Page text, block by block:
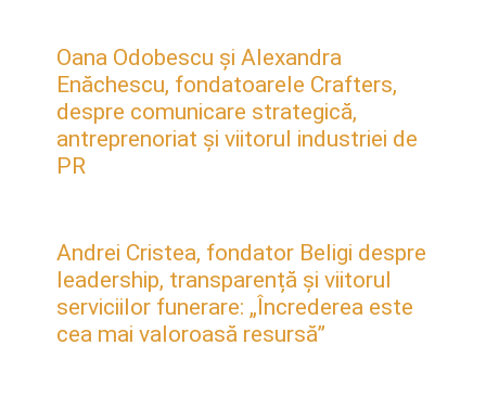
Oana Odobescu și Alexandra
Enăchescu, fondatoarele Crafters,
despre comunicare strategică,
antreprenoriat și viitorul industriei de
PR
Andrei Cristea, fondator Beligi despre
leadership, transparență și viitorul
serviciilor funerare: „Încrederea este
cea mai valoroasă resursă”